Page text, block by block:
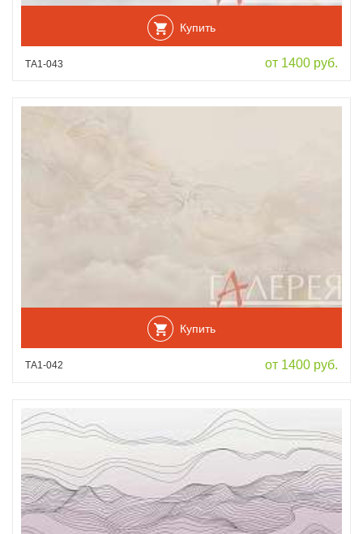
Купить
ТА1-043 от 1400 руб.
Купить
ТА1-042 от 1400 руб.